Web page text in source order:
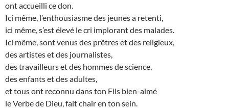
ont accueilli ce don.
Ici même, l’enthousiasme des jeunes a retenti,
ici même, s’est élevé le cri implorant des malades.
Ici même, sont venus des prêtres et des religieux,
des artistes et des journalistes,
des travailleurs et des hommes de science,
des enfants et des adultes,
et tous ont reconnu dans ton Fils bien-aimé
le Verbe de Dieu, fait chair en ton sein.